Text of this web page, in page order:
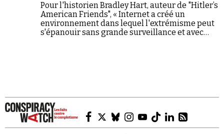
Newsletter
Faire un don
Pour l'historien Bradley Hart, auteur de "Hitler’s
American Friends", « Internet a créé un
environnement dans lequel l'extrémisme peut
s'épanouir sans grande surveillance et avec